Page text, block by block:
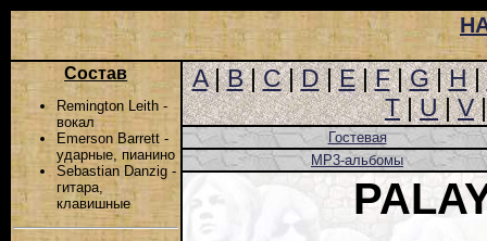
Состав
Remington Leith -
вокал
Emerson Barrett -
ударные, пианино
Sebastian Danzig -
гитара,
клавишные
A|B|C|D|E|F|G|H|
T|U|V
Гостевая
MP3-альбомы